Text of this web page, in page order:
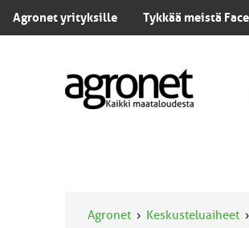
Agronet yrityksille Tykkää meistä
Agronet Keskusteluaiheet